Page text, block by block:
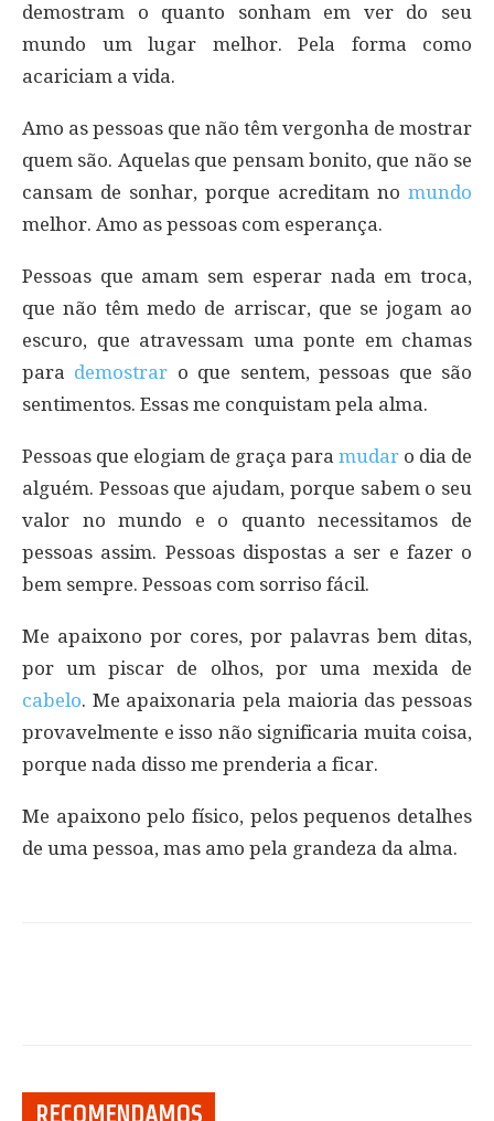
demostram o quanto sonham em ver do seu
mundo um lugar melhor. Pela forma como
acariciam a vida.
Amo as pessoas que não têm vergonha de mostrar
quem são. Aquelas que pensam bonito, que não se
cansam de sonhar, porque acreditam no mundo
melhor. Amo as pessoas com esperança.
Pessoas que amam sem esperar nada em troca,
que não têm medo de arriscar, que se jogam ao
escuro, que atravessam uma ponte em chamas
para demostrar o que sentem, pessoas que são
sentimentos. Essas me conquistam pela alma.
Pessoas que elogiam de graça para mudar o dia de
alguém. Pessoas que ajudam, porque sabem o seu
valor no mundo e o quanto necessitamos de
pessoas assim. Pessoas dispostas a ser e fazer o
bem sempre. Pessoas com sorriso fácil.
Me apaixono por cores, por palavras bem ditas,
por um piscar de olhos, por uma mexida de
cabelo. Me apaixonaria pela maioria das pessoas
provavelmente e isso não significaria muita coisa,
porque nada disso me prenderia a ficar.
Me apaixono pelo físico, pelos pequenos detalhes
de uma pessoa, mas amo pela grandeza da alma.
RECOMENDAMOS